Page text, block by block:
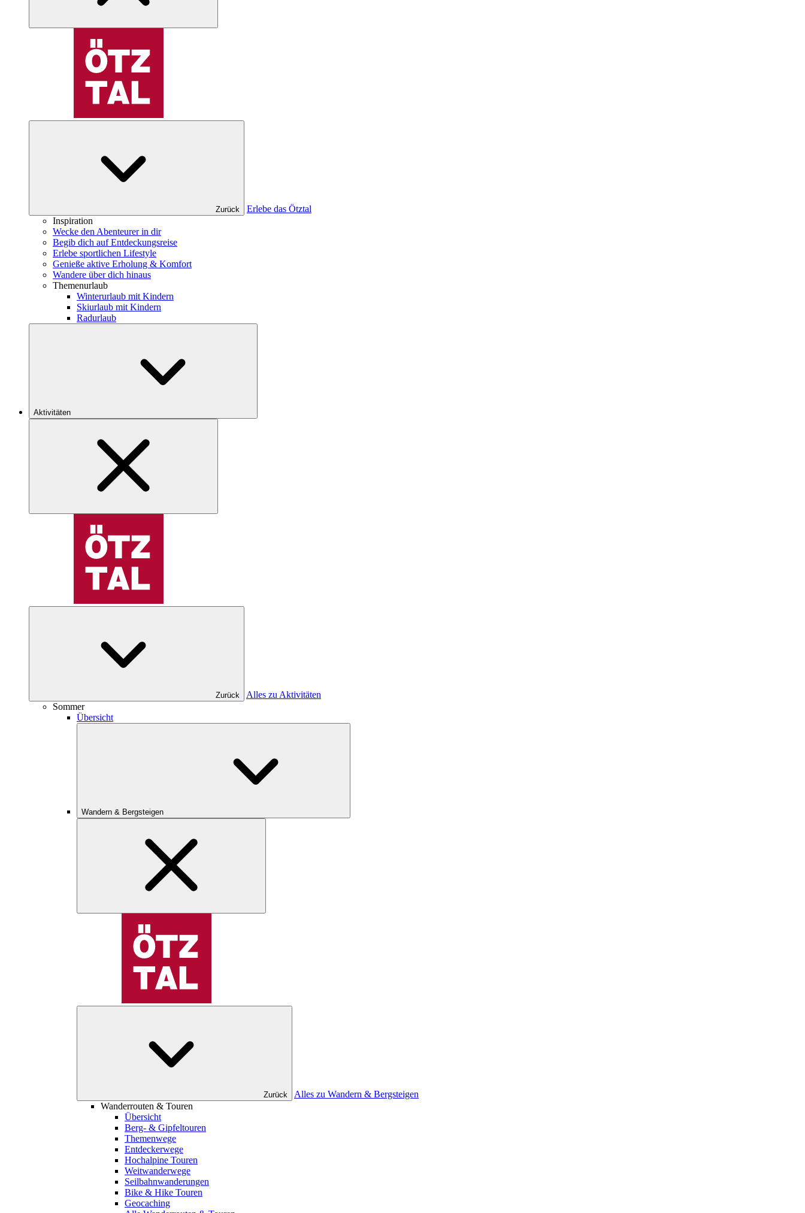
Zurück
Erlebe das Ötztal
Inspiration
Wecke den Abenteurer in dir
Begib dich auf Entdeckungsreise
Erlebe sportlichen Lifestyle
Genieße aktive Erholung & Komfort
Wandere über dich hinaus
Themenurlaub
Winterurlaub mit Kindern
Skiurlaub mit Kindern
Radurlaub
Aktivitäten
Zurück
Alles zu Aktivitäten
Sommer
Übersicht
Wandern & Bergsteigen
Zurück
Alles zu Wandern & Bergsteigen
Wanderrouten & Touren
Übersicht
Berg- & Gipfeltouren
Themenwege
Entdeckerwege
Hochalpine Touren
Weitwanderwege
Seilbahnwanderungen
Bike & Hike Touren
Geocaching